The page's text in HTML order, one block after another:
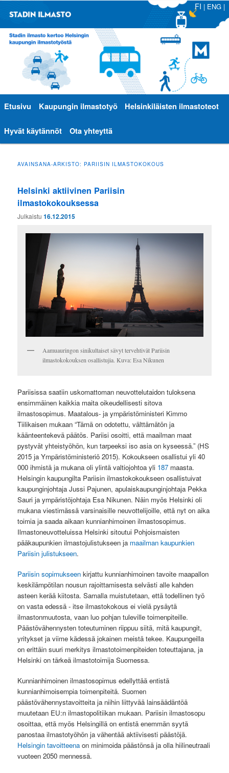
FI | ENG|
Päävalikko
Siirry
sisältöön
Siirry
toissijaiseen
Etusivu Kaupungin ilmastotyö Helsinkiläisten ilmastoteot
Hyvät käytännöt Ota yhteyttä
AVAINSANA-ARKISTO: PARIISIN ILMASTOKOKOUS
Helsinki aktiivinen Pariisin
ilmastokokouksessa
Julkaistu16.12.2015
Aamuauringon sinikultaiset sävyt tervehtivät Pariisin
ilmastokokouksen osallistujia. Kuva: Esa Nikunen
Pariisissa saatiin uskomattoman neuvottelutaidon tuloksena
ensimmäinen kaikkia maita oikeudellisesti sitova
ilmastosopimus. Maatalous- ja ympäristöministeri Kimmo
Tiilikaisen mukaan “Tämä on odotettu, välttämätön ja
käänteentekevä päätös. Pariisi osoitti, että maailman maat
pystyvät yhteistyöhön, kun tarpeeksi iso asia on kyseessä.” (HS
2015 ja Ympäristöministeriö 2015). Kokoukseen osallistui yli 40
000 ihmistä ja mukana oli ylintä valtiojohtoa yli 187 maasta.
Helsingin kaupungilta Pariisin ilmastokokoukseen osallistuivat
kaupunginjohtaja Jussi Pajunen, apulaiskaupunginjohtaja Pekka
Sauri ja ympäristöjohtaja Esa Nikunen. Näin myös Helsinki oli
mukana viestimässä varsinaisille neuvottelijoille, että nyt on aika
toimia ja saada aikaan kunnianhimoinen ilmastosopimus.
Ilmastoneuvotteluissa Helsinki sitoutui Pohjoismaisten
pääkaupunkien ilmastojulistukseen ja maailman kaupunkien
Pariisin julistukseen.
Pariisin sopimukseen kirjattu kunnianhimoinen tavoite maapallon
keskilämpötilan nousun rajoittamisesta selvästi alle kahden
asteen kerää kiitosta. Samalla muistutetaan, että todellinen työ
on vasta edessä - itse ilmastokokous ei vielä pysäytä
ilmastonmuutosta, vaan luo pohjan tuleville toimenpiteille.
Päästövähennysten toteutuminen riippuu siitä, mitä kaupungit,
yritykset ja viime kädessä jokainen meistä tekee. Kaupungeilla
on erittäin suuri merkitys ilmastotoimenpiteiden toteuttajana, ja
Helsinki on tärkeä ilmastotoimija Suomessa.
Kunnianhimoinen ilmastosopimus edellyttää entistä
kunnianhimoisempia toimenpiteitä. Suomen
päästövähennystavoitteita ja niihin liittyvää lainsäädäntöä
muutetaan EU:n ilmastopolitiikan mukaan. Pariisin ilmastosopu
osoittaa, että myös Helsingillä on entistä enemmän syytä
panostaa ilmastotyöhön ja vähentää aktiivisesti päästöjä.
Helsingin tavoitteenaon minimoida päästönsä ja olla hiilineutraali
vuoteen 2050 mennessä.